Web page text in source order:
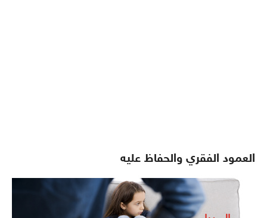
العمود الفقري والحفاظ عليه